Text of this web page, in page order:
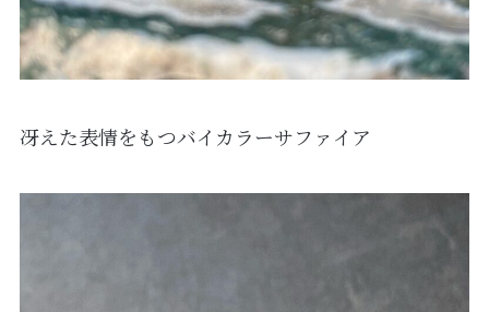
冴えた表情をもつバイカラーサファイア